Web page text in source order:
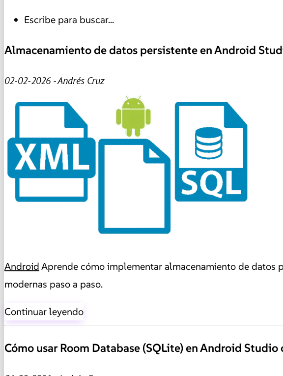
Escribe para buscar...
Almacenamiento de datos persistente en Android
02-02-2026 - Andrés Cruz
AndroidAprende cómo implementar almacenamiento de datos
modernas paso a paso.
Continuar leyendo
Cómo usar Room Database (SQLite) en Android